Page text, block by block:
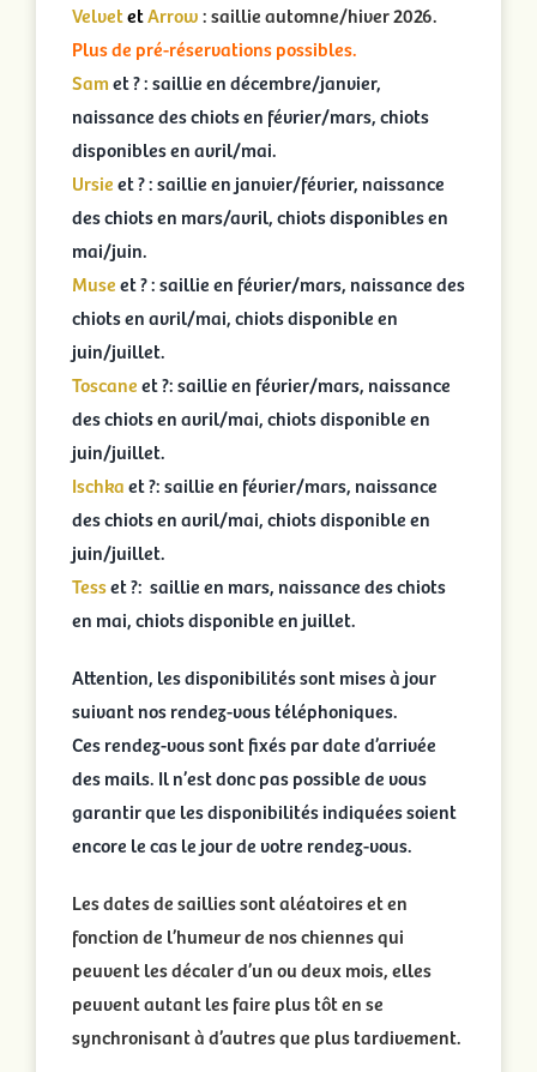
VelvetetArrow: saillie automne/hiver 2026.
Plus de pré-réservations possibles.
Samet ? : saillie en décembre/janvier,
naissance des chiots en février/mars, chiots
disponibles en avril/mai.
Ursieet ? : saillie en janvier/février, naissance
des chiots en mars/avril, chiots disponibles en
mai/juin.
Museet ? : saillie en février/mars, naissance des
chiots en avril/mai, chiots disponible en
juin/juillet.
Toscaneet ?: saillie en février/mars, naissance
des chiots en avril/mai, chiots disponible en
juin/juillet.
Ischkaet ?: saillie en février/mars, naissance
des chiots en avril/mai, chiots disponible en
juin/juillet.
Tesset ?: saillie en mars, naissance des chiots
en mai, chiots disponible en juillet.
Attention, les disponibilités sont mises à jour
suivant nos rendez-vous téléphoniques.
Ces rendez-vous sont fixés par date d’arrivée
des mails. Il n’est donc pas possible de vous
garantir que les disponibilités indiquées soient
encore le cas le jour de votre rendez-vous.
Les dates de saillies sont aléatoires et en
fonction de l’humeur de nos chiennes qui
peuvent les décaler d’un ou deux mois, elles
peuvent autant les faire plus tôt en se
synchronisant à d’autres que plus tardivement.